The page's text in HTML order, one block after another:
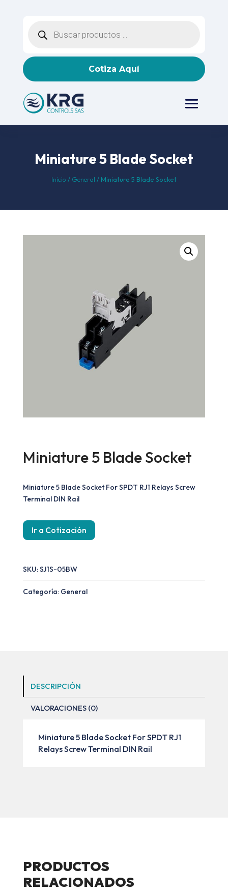
productos
Cotiza Aquí
Miniature 5 Blade Socket
Inicio / General / Miniature 5 Blade Socket
Miniature 5 Blade Socket
Miniature 5 Blade Socket For SPDT RJ1 Relays Screw
Terminal DIN Rail
Ir a Cotización
SKU:SJ1S-05BW
Categoría: General
DESCRIPCIÓN
VALORACIONES (0)
Miniature 5 Blade Socket For SPDT RJ1
Relays Screw Terminal DIN Rail
PRODUCTOS
RELACIONADOS